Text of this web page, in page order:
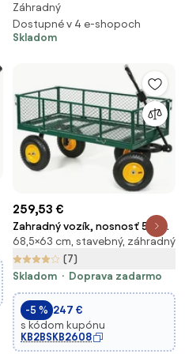
3v1 čierny
Záhradný
Dostupné v 4 e-shopoch
Skladom
259,53 €
Zahradný vozík, nosnosť 500
kg, 1380 x 630 x 685 mm
68,5×63 cm, stavebný, záhradný
(7)
Skladom
Doprava zadarmo
-5 % 247 €
s kódom kupónu
KB2BSKB2608